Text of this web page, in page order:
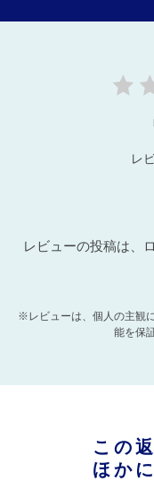
レ
レビューの投稿は、
※レビューは、個人の主観
能を保
この
ほか